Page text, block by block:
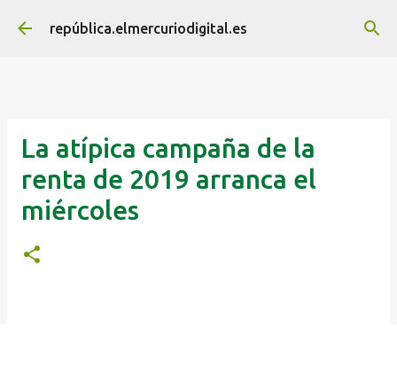
Ir al contenido principal
república.elmercuriodigital.es
La atípica campaña de la
renta de 2019 arranca el
miércoles